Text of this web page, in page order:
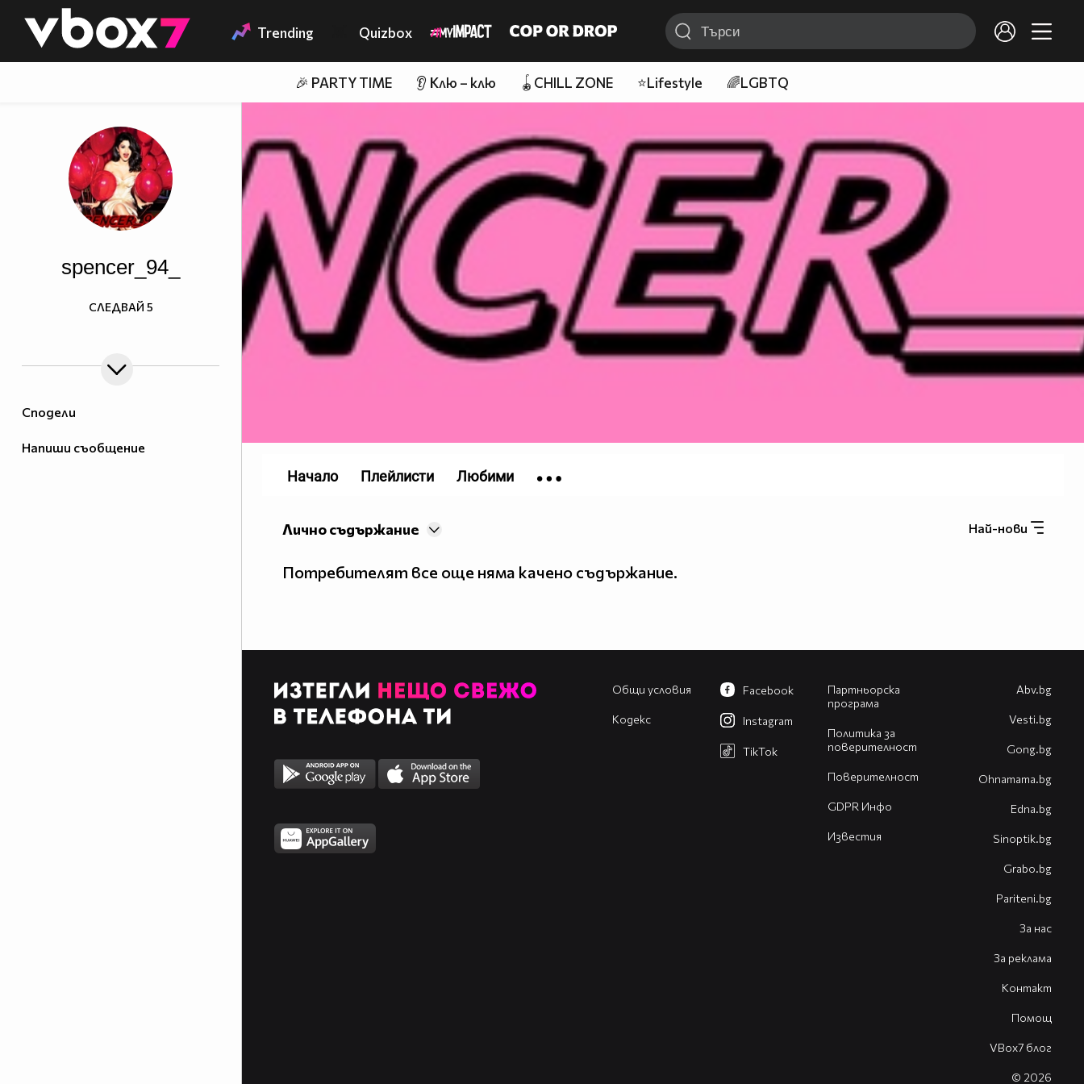
👾 Trending Quizbox
🎉 PARTY TIME 👂 Клю – клю 🪀CHILL ZONE ⭐Lifestyle 🌈LGBTQ
Сподели
Напиши съобщение
spencer_94_
СЛЕДВАЙ 5
Най-нови
Лично съдържание
Потребителят все още няма качено съдържание.
Начало Плейлисти Любими
Общи условия
Кодекс
Партньорска
програма
Политика за
поверителност
Поверителност
GDPR Инфо
Известия
Facebook
Instagram
TikTok
Abv.bg
Vesti.bg
Gong.bg
Оhnamama.bg
Edna.bg
Sinoptik.bg
Grabo.bg
Pariteni.bg
За нас
За реклама
Контакт
Помощ
VBox7 блог
© 2026